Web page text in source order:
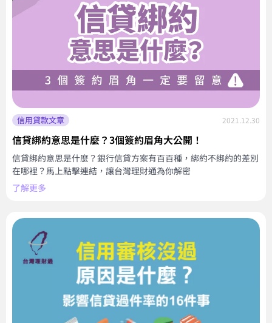
信用貸款文章 2021.12.30
信貸綁約意思是什麼？3個簽約眉角大公開！
信貸綁約意思是什麼？銀行信貸方案有百百種，綁約不綁約的差別
在哪裡？馬上點擊連結，讓台灣理財通為你解密
了解更多